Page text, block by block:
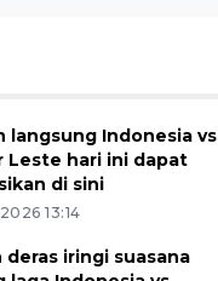
langsung Indonesia vs
Leste hari ini dapat
di sini
13:14
deras iringi suasana